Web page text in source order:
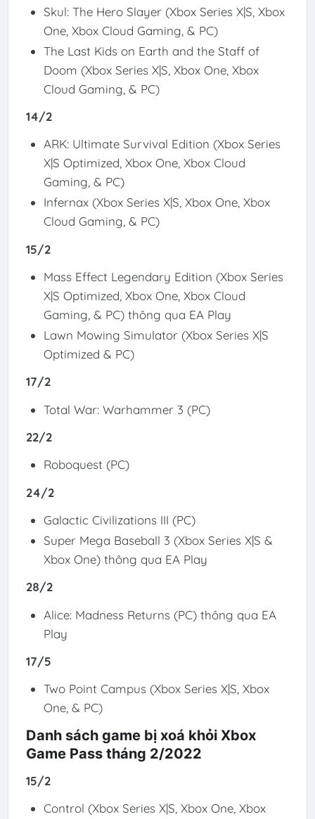
Skul: The Hero Slayer (Xbox Series X|S, Xbox
One, Xbox Cloud Gaming, & PC)
The Last Kids on Earth and the Staff of
Doom (Xbox Series X|S, Xbox One, Xbox
Cloud Gaming, & PC)
14/2
ARK: Ultimate Survival Edition (Xbox Series
X|S Optimized, Xbox One, Xbox Cloud
Gaming, & PC)
Infernax (Xbox Series X|S, Xbox One, Xbox
Cloud Gaming, & PC)
15/2
Mass Effect Legendary Edition (Xbox Series
X|S Optimized, Xbox One, Xbox Cloud
Gaming, & PC) thông qua EA Play
Lawn Mowing Simulator (Xbox Series X|S
Optimized & PC)
17/2
Total War: Warhammer 3 (PC)
22/2
Roboquest (PC)
24/2
Galactic Civilizations III (PC)
Super Mega Baseball 3 (Xbox Series X|S &
Xbox One) thông qua EA Play
28/2
Alice: Madness Returns (PC) thông qua EA
Play
17/5
Two Point Campus(Xbox Series X|S, Xbox
One, & PC)
Danh sách game bị xoá khỏi Xbox
Game Pass tháng 2/2022
15/2
Control (Xbox Series X|S, Xbox One, Xbox